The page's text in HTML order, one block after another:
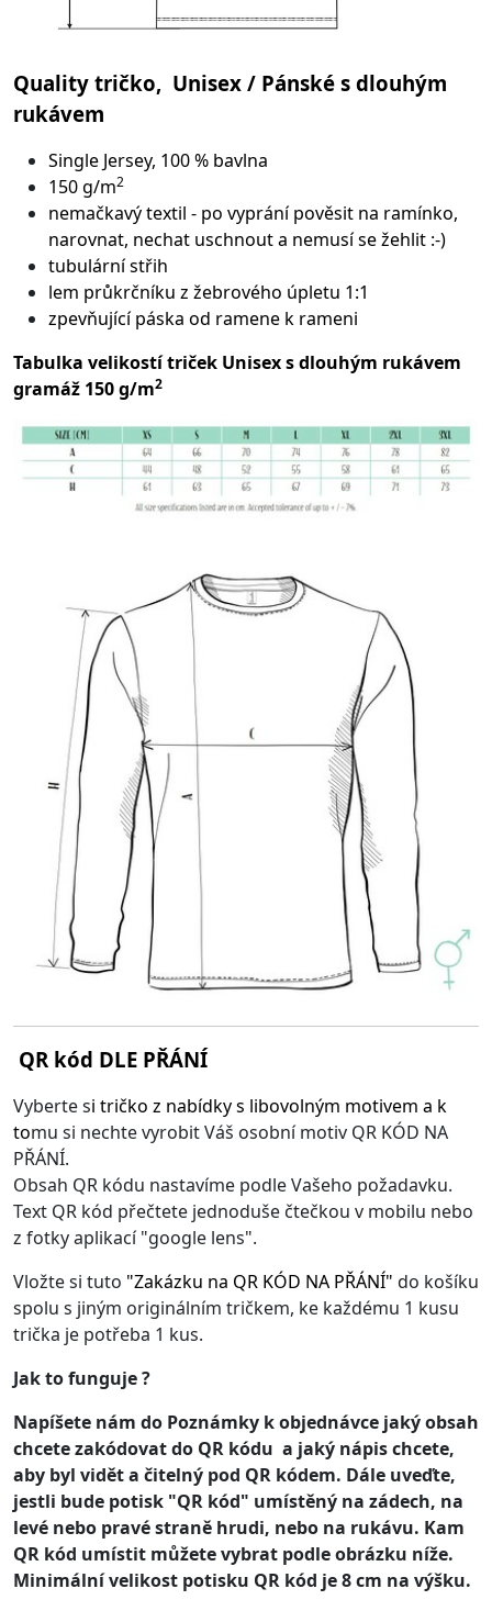
Quality tričko, Unisex / Pánské s dlouhým
rukávem
Single Jersey, 100 % bavlna
150 g/m2
nemačkavý textil - po vyprání pověsit na ramínko,
narovnat, nechat uschnout a nemusí se žehlit :-)
tubulární střih
lem průkrčníku z žebrového úpletu 1:1
zpevňující páska od ramene k rameni
Tabulka velikostí triček Unisex s dlouhým rukávem
gramáž 150 g/m2
QR kód DLE PŘÁNÍ
Vyberte si tričko z nabídky s libovolným motivem a k
tomu si nechte vyrobit Váš osobní motiv QR KÓD NA
PŘÁNÍ.
Obsah QR kódu nastavíme podle Vašeho požadavku.
Text QR kód přečtete jednoduše čtečkou v mobilu nebo
z fotky aplikací "google lens".
Vložte si tuto "Zakázku na QR KÓD NA PŘÁNÍ" do košíku
spolu s jiným originálním tričkem, ke každému 1 kusu
trička je potřeba 1 kus.
Jak to funguje ?
Napíšete nám do Poznámky k objednávce jaký obsah
chcete zakódovat do QR kódu a jaký nápis chcete,
aby byl vidět a čitelný pod QR kódem. Dále uveďte,
jestli bude potisk "QR kód" umístěný na zádech, na
levé nebo pravé straně hrudi, nebo na rukávu. Kam
QR kód umístit můžete vybrat podle obrázku níže.
Minimální velikost potisku QR kód je 8 cm na výšku.